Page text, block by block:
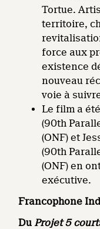
Tortue.
territoire,
force aux
existence
nouveau
voie à
Le film a
(90th
(ONF) et
(90th
(ONF) en
exécutive.
Francophone
Du Projet 5